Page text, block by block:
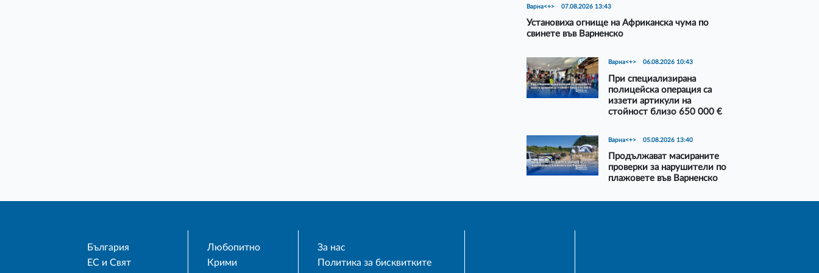
Варна<+> 07.08.2026 13:43
Установиха огнище на Африканска чума по
свинете във Варненско
Варна<+> 06.08.2026 10:43
При специализирана
полицейска операция са
иззети артикули на
стойност близо 650 000 €
Варна<+> 05.08.2026 13:40
Продължават масираните
проверки за нарушители по
плажовете във Варненско
България
ЕС и Свят
Любопитно
Крими
За нас
Политика за бисквитките